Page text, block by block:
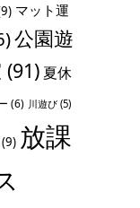
マット運
公園遊
(91) 夏休
(6) 川遊び (5)
(9) 放課